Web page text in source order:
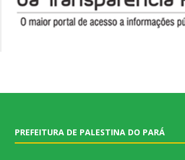
PREFEITURA DE PALESTINA DO PARÁ